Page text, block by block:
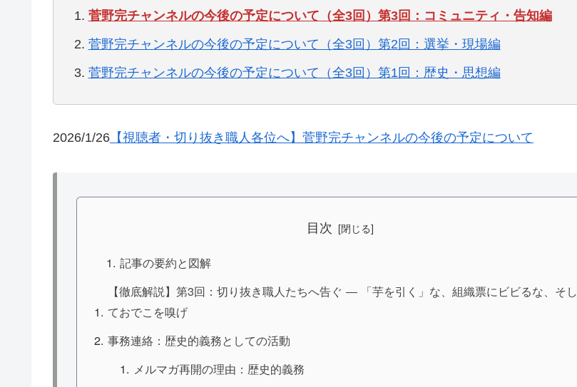
菅野完チャンネルの今後の予定について（全3回）第3回：コミュニティ・告知編
菅野完チャンネルの今後の予定について（全3回）第2回：選挙・現場編
菅野完チャンネルの今後の予定について（全3回）第1回：歴史・思想編
2026/1/26 【視聴者・切り抜き職人各位へ】菅野完チャンネルの今後の予定について
目次
記事の要約と図解
【徹底解説】第3回：切り抜き職人たちへ告ぐ ― 「芋を引く」な、組織票にビビるな、そし
ておでこを嗅げ
事務連絡：歴史的義務としての活動
メルマガ再開の理由：歴史的義務